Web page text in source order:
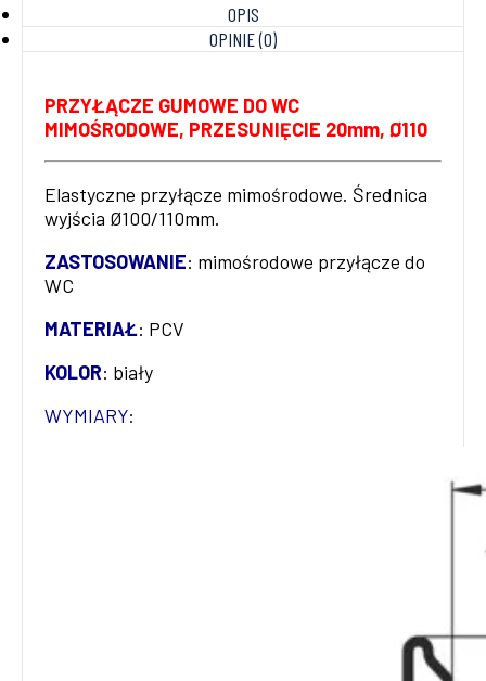
OPIS
OPINIE (0)
PRZYŁĄCZE GUMOWE DO WC
MIMOŚRODOWE, PRZESUNIĘCIE 20mm, Ø110
Elastyczne przyłącze mimośrodowe. Średnica
wyjścia Ø100/110mm.
ZASTOSOWANIE: mimośrodowe przyłącze do
WC
MATERIAŁ: PCV
KOLOR: biały
WYMIARY: